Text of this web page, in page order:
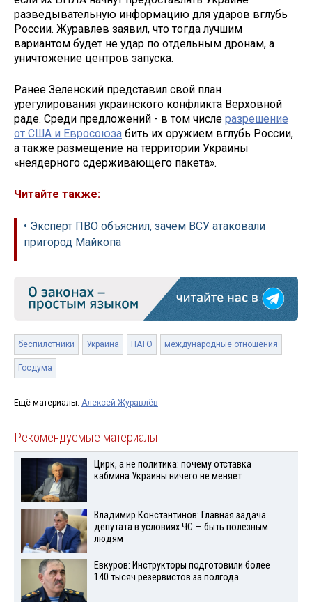
разведывательную информацию для ударов вглубь
России. Журавлев заявил, что тогда лучшим
вариантом будет не удар по отдельным дронам, а
уничтожение центров запуска.
Ранее Зеленский представил свой план
урегулирования украинского конфликта Верховной
раде. Среди предложений - в том числе разрешение
от США и Евросоюза бить их оружием вглубь России,
а также размещение на территории Украины
«неядерного сдерживающего пакета».
Читайте также:
• Эксперт ПВО объяснил, зачем ВСУ атаковали
пригород Майкопа
беспилотники Украина НАТО международные отношения
Госдума
Ещё материалы: Алексей Журавлёв
Рекомендуемые материалы
Цирк, а не политика: почему отставка
кабмина Украины ничего не меняет
Владимир Константинов: Главная задача
депутата в условиях ЧС — быть полезным
людям
Евкуров: Инструкторы подготовили более
140 тысяч резервистов за полгода